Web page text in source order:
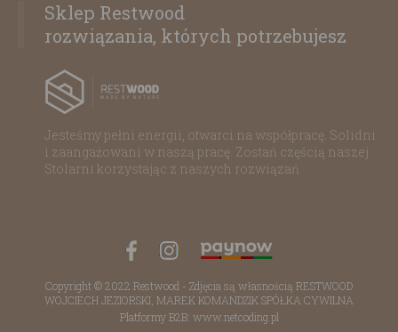
Sklep Restwood
rozwiązania, których potrzebujesz
Jesteśmy pełni energii, otwarci na współpracę. Solidni
i zaangażowani w naszą pracę. Zostań częścią naszej
Stolarni korzystając z naszych rozwiązań
Copyright © 2022 Restwood - Zdjęcia są własnością RESTWOOD
WOJCIECH JEZIORSKI, MAREK KOMANDZIK SPÓŁKA CYWILNA
Platformy B2B: www.netcoding.pl